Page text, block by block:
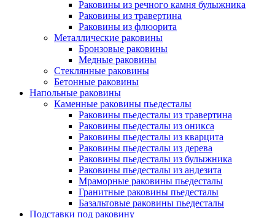
Раковины из речного камня булыжника
Раковины из травертина
Раковины из флюорита
Металлические раковины
Бронзовые раковины
Медные раковины
Стеклянные раковины
Бетонные раковины
Напольные раковины
Каменные раковины пьедесталы
Раковины пьедесталы из травертина
Раковины пьедесталы из оникса
Раковины пьедесталы из кварцита
Раковины пьедесталы из дерева
Раковины пьедесталы из булыжника
Раковины пьедесталы из андезита
Мраморные раковины пьедесталы
Гранитные раковины пьедесталы
Базальтовые раковины пьедесталы
Подставки под раковину